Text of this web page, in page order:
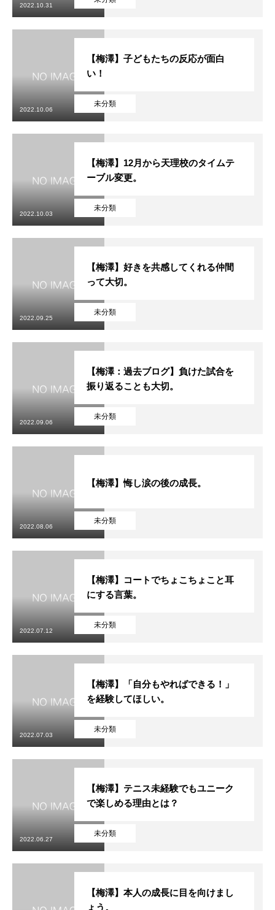
2022.10.31
未分類
【梅澤】子どもたちの反応が面白
い！
2022.10.06
未分類
【梅澤】12月から天理校のタイムテ
ーブル変更。
2022.10.03
未分類
【梅澤】好きを共感してくれる仲間
って大切。
2022.09.25
未分類
【梅澤：過去ブログ】負けた試合を
振り返ることも大切。
2022.09.06
未分類
【梅澤】悔し涙の後の成長。
2022.08.06
未分類
【梅澤】コートでちょこちょこと耳
にする言葉。
2022.07.12
未分類
【梅澤】「自分もやればできる！」
を経験してほしい。
2022.07.03
未分類
【梅澤】テニス未経験でもユニーク
で楽しめる理由とは？
2022.06.27
【梅澤】本人の成長に目を向けまし
ょう。